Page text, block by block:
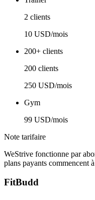
2 clients
10 USD/mois
200+ clients
200 clients
250 USD/mois
Gym
99 USD/mois
Note tarifaire
WeStrive fonctionne par
plans payants commencent
FitBudd